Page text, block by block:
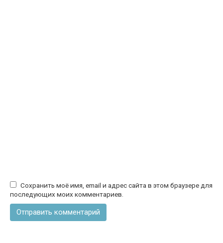
Сохранить моё имя, email и адрес сайта в этом браузере для
последующих моих комментариев.